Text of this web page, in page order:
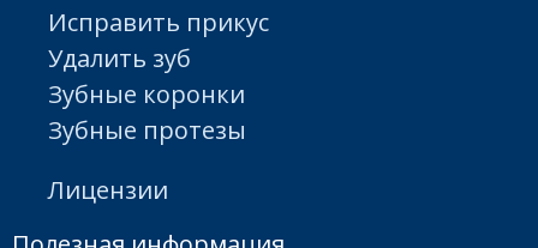
Исправить прикус
Удалить зуб
Зубные коронки
Зубные протезы
Лицензии